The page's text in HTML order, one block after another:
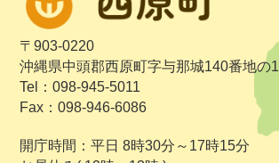
〒903-0220
沖縄県中頭郡西原町字与那城140番地の1
Tel：098-945-5011
Fax：098-946-6086
開庁時間：平日 8時30分～17時15分